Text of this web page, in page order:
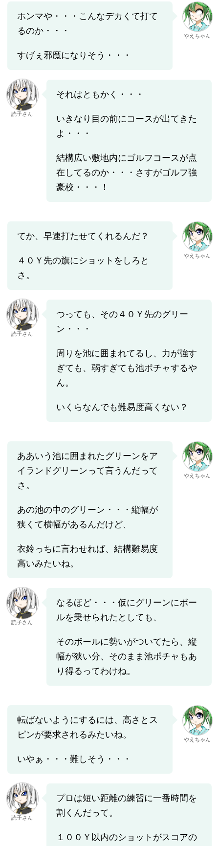
ホンマや・・・こんなデカくて打て
るのか・・・
すげぇ邪魔になりそう・・・
やえちゃん
読子さん
それはともかく・・・
いきなり目の前にコースが出てきた
よ・・・
結構広い敷地内にゴルフコースが点
在してるのか・・・さすがゴルフ強
豪校・・・！
てか、早速打たせてくれるんだ？
４０Ｙ先の旗にショットをしろと
さ。
やえちゃん
読子さん
つっても、その４０Ｙ先のグリー
ン・・・
周りを池に囲まれてるし、力が強す
ぎても、弱すぎても池ポチャするや
ん。
いくらなんでも難易度高くない？
ああいう池に囲まれたグリーンをア
イランドグリーンって言うんだって
さ。
あの池の中のグリーン・・・縦幅が
狭くて横幅があるんだけど、
衣鈴っちに言わせれば、結構難易度
高いみたいね。
やえちゃん
読子さん
なるほど・・・仮にグリーンにボー
ルを乗せられたとしても、
そのボールに勢いがついてたら、縦
幅が狭い分、そのまま池ポチャもあ
り得るってわけね。
転ばないようにするには、高さとス
ピンが要求されるみたいね。
いやぁ・・・難しそう・・・
やえちゃん
読子さん
プロは短い距離の練習に一番時間を
割くんだって。
１００Ｙ以内のショットがスコアの